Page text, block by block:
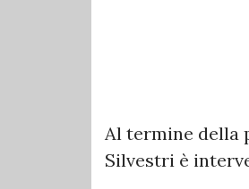
Al termine della
Silvestri è